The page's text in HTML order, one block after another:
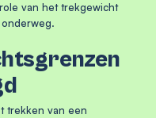
van het trekgewicht
trekken van een